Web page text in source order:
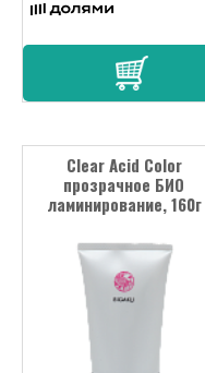
Clear Acid Color
прозрачное БИО
ламинирование, 160г